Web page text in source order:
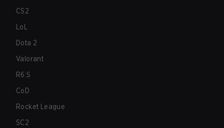
CS2
LoL
Dota 2
Valorant
R6:S
CoD
Rocket League
SC2